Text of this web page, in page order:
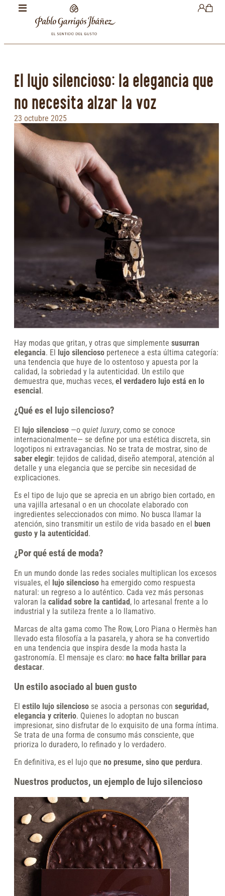
El lujo silencioso: la elegancia que
no necesita alzar la voz
23 octubre 2025
Hay modas que gritan, y otras que simplemente susurran
elegancia. El lujo silencioso pertenece a esta última categoría:
una tendencia que huye de lo ostentoso y apuesta por la
calidad, la sobriedad y la autenticidad. Un estilo que
demuestra que, muchas veces, el verdadero lujo está en lo
esencial.
¿Qué es el lujo silencioso?
El lujo silencioso —o quiet luxury, como se conoce
internacionalmente— se define por una estética discreta, sin
logotipos ni extravagancias. No se trata de mostrar, sino de
saber elegir: tejidos de calidad, diseño atemporal, atención al
detalle y una elegancia que se percibe sin necesidad de
explicaciones.
Es el tipo de lujo que se aprecia en un abrigo bien cortado, en
una vajilla artesanal o en un chocolate elaborado con
ingredientes seleccionados con mimo. No busca llamar la
atención, sino transmitir un estilo de vida basado en el
buen
gusto y la autenticidad .
¿Por qué está de moda?
En un mundo donde las redes sociales multiplican los excesos
visuales, el lujo silencioso ha emergido como respuesta
natural: un regreso a lo auténtico. Cada vez más personas
valoran la calidad sobre la cantidad, lo artesanal frente a lo
industrial y la sutileza frente a lo llamativo.
Marcas de alta gama como The Row, Loro Piana o Hermès han
llevado esta filosofía a la pasarela, y ahora se ha convertido
en una tendencia que inspira desde la moda hasta la
gastronomía. El mensaje es claro: no hace falta brillar para
destacar.
Un estilo asociado al buen gusto
El estilo lujo silencioso se asocia a personas con seguridad,
elegancia y criterio. Quienes lo adoptan no buscan
impresionar, sino disfrutar de lo exquisito de una forma íntima.
Se trata de una forma de consumo más consciente, que
prioriza lo duradero, lo refinado y lo verdadero.
En definitiva, es el lujo que no presume, sino que perdura.
Nuestros productos, un ejemplo de lujo silencioso